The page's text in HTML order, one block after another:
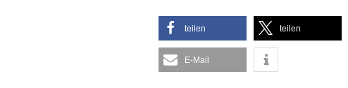
teilen teilen
E-Mail